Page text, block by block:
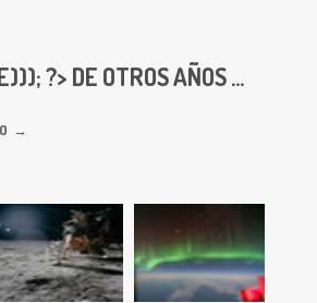
?> DE OTROS AÑOS ...